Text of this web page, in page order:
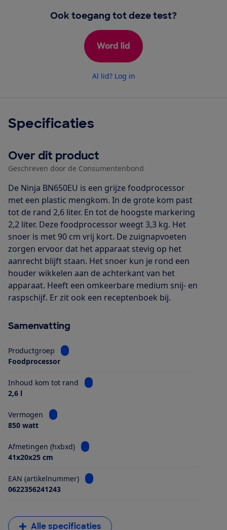
Ook toegang tot deze test?
Word lid
Al lid? Log in
Specificaties
Over dit product
Geschreven door de Consumentenbond
De Ninja BN650EU is een grijze foodprocessor
met een plastic mengkom. In de grote kom past
tot de rand 2,6 liter. En tot de hoogste markering
2,2 liter. Deze foodprocessor weegt 3,3 kg. Het
snoer is met 90 cm vrij kort. De zuignapvoeten
zorgen ervoor dat het apparaat stevig op het
aanrecht blijft staan. Het snoer kun je rond een
houder wikkelen aan de achterkant van het
apparaat. Heeft een omkeerbare medium snij- en
raspschijf. Er zit ook een receptenboek bij.
Samenvatting
Productgroep
Bekijk informatie voor Productgroep
Foodprocessor
Inhoud kom tot rand
Bekijk informatie voor Inhoud kom tot
2,6 l
Vermogen
Bekijk informatie voor Vermogen
850 watt
Afmetingen (hxbxd)
Bekijk informatie voor Afmetingen (hxbxd)
41x20x25 cm
EAN (artikelnummer)
Bekijk informatie voor EAN
0622356241243
Alle specificaties